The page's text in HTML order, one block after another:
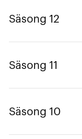
Säsong 12
Säsong 11
Säsong 10